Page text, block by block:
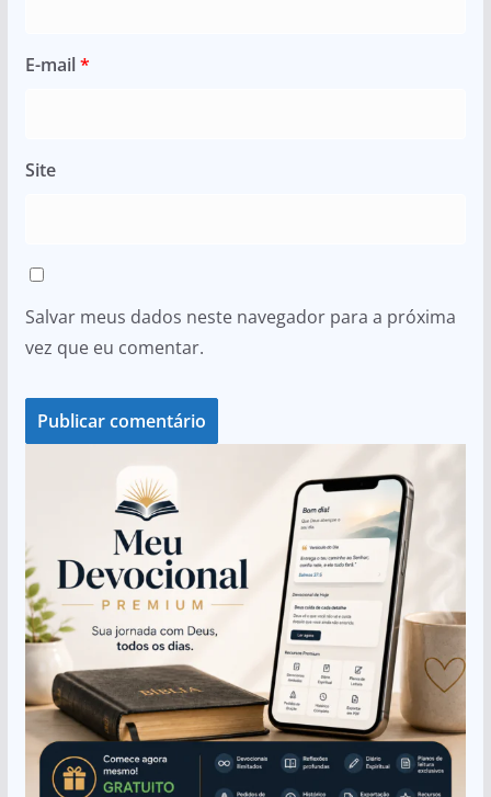
E-mail*
Site
Salvar meus dados neste navegador para a próxima
vez que eu comentar.